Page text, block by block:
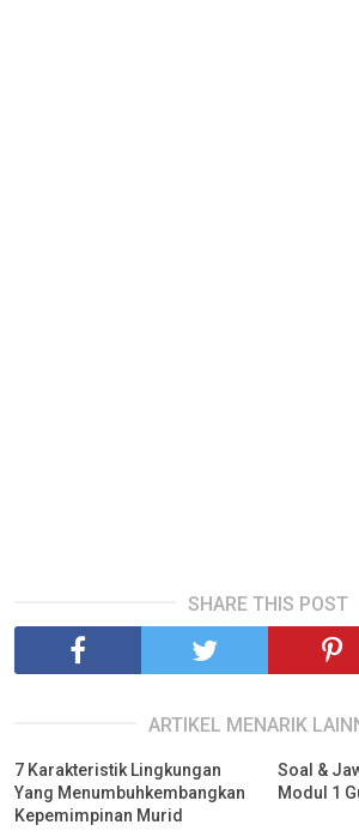
SHARE THIS POST
ARTIKEL MENARIK
7 Karakteristik Lingkungan
Yang Menumbuhkembangkan
Kepemimpinan Murid
Soal &
Modul 1